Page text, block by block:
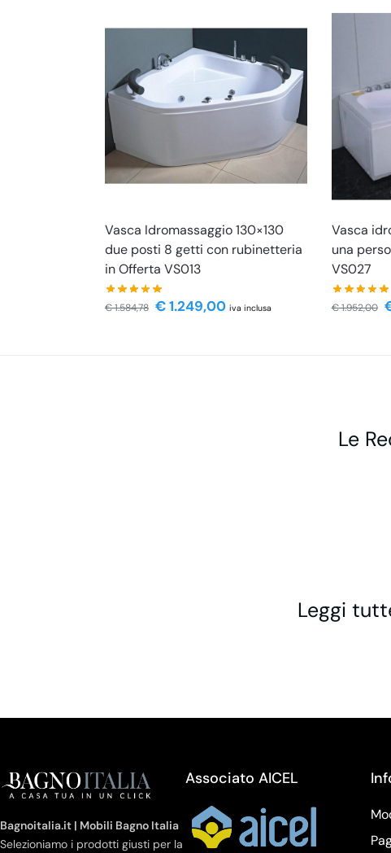
Vasca Idromassaggio 130×130
due posti 8 getti con rubinetteria
in Offerta VS013
€1.584,78 €1.249,00 iva inclusa
Vasca
una
VS027
€1.952,00
Le
Leggi
Bagnoitalia.it | Mobili Bagno Italia
Selezioniamo i prodotti giusti per la
Associato AICEL